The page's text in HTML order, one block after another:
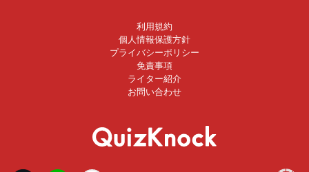
利用規約
個人情報保護方針
プライバシーポリシー
免責事項
ライター紹介
お問い合わせ